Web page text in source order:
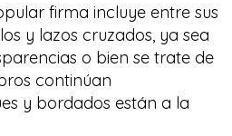
firma incluye entre sus
y lazos cruzados, ya sea
o bien se trate de
continúan
y bordados están a la